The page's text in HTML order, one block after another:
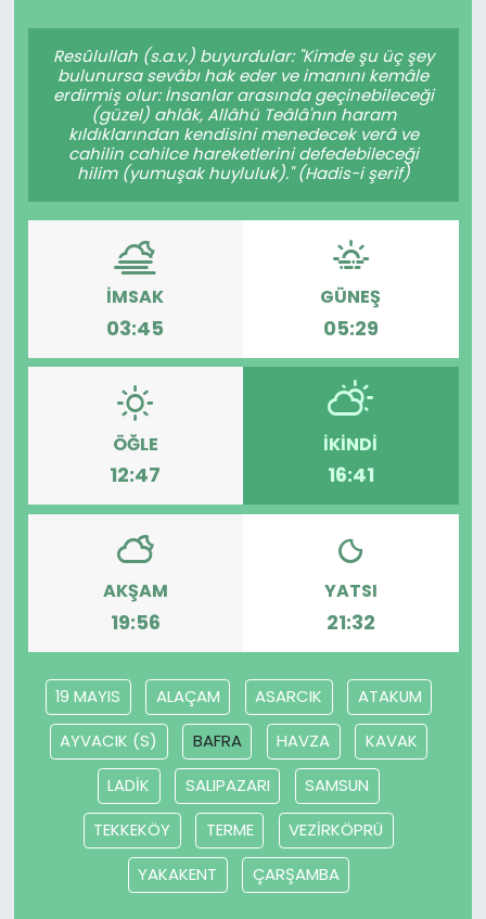
Resûlullah (s.a.v.) buyurdular: "Kimde şu üç şey
bulunursa sevâbı hak eder ve imanını kemâle
erdirmiş olur: İnsanlar arasında geçinebileceği
(güzel) ahlâk, Allâhü Teâlâ'nın haram
kıldıklarından kendisini menedecek verâ ve
cahilin cahilce hareketlerini defedebileceği
hilim (yumuşak huyluluk)." (Hadis-i şerif)
İMSAK
03:45
GÜNEŞ
05:29
ÖĞLE
12:47
İKINDI
16:41
AKŞAM
19:56
YATSI
21:32
19 MAYIS ALAÇAM ASARCIK
ATAKUM
AYVACIK (S)
BAFRA HAVZA
KAVAK
LADİK
SALIPAZARI
SAMSUN
TEKKEKÖY
TERME
VEZİRKÖPRÜ
YAKAKENT
ÇARŞAMBA
Teknoloji
Resmi İlanlar
Yaşam
Künye
Gizlilik Sözleşmesi
İletişim